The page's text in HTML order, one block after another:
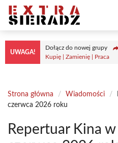
Przejdź
treści
UWAGA!
Dołącz do nowej grupy
Kupię | Zamienię | Praca
Strona główna / Wiadomości /
czerwca 2026 roku
Repertuar Kina